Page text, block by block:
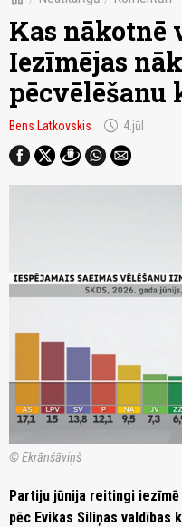
Kas nākotnē
Iezīmējas
pēcvēlēšanu
Bens Latkovskis schedule 4.jūl
© Ekrānšāviņš
Partiju jūnija reitingi
pēc Evikas Siliņas valdības